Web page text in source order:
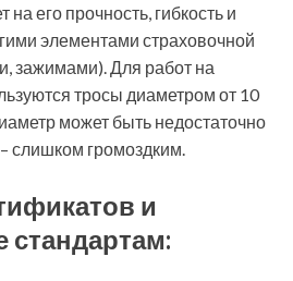
его прочность, гибкость и
элементами страховочной
зажимами). Для работ на
тросы диаметром от 10
может быть недостаточно
слишком громоздким.
и
стандартам: